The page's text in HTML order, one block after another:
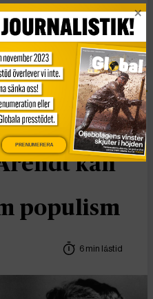
kan
populism
6 min lästid
PRENUMERERA